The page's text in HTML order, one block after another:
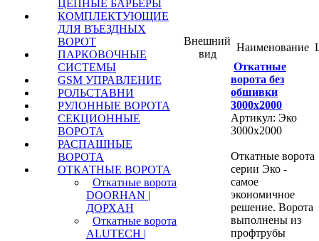
ЦЕПНЫЕ БАРЬЕРЫ
КОМПЛЕКТУЮЩИЕ
ДЛЯ ВЪЕЗДНЫХ
ВОРОТ
ПАРКОВОЧНЫЕ
СИСТЕМЫ
GSM УПРАВЛЕНИЕ
РОЛЬСТАВНИ
РУЛОННЫЕ ВОРОТА
СЕКЦИОННЫЕ
ВОРОТА
РАСПАШНЫЕ
ВОРОТА
ОТКАТНЫЕ ВОРОТА
Откатные ворота
DOORHAN |
ДОРХАН
Откатные ворота
ALUTECH |
Внешний
вид
Наименование
Откатные
ворота без
обшивки
3000х2000
Артикул: Эко
3000х2000
Откатные ворота
серии Эко -
самое
экономичное
решение. Ворота
выполнены из
профтрубы